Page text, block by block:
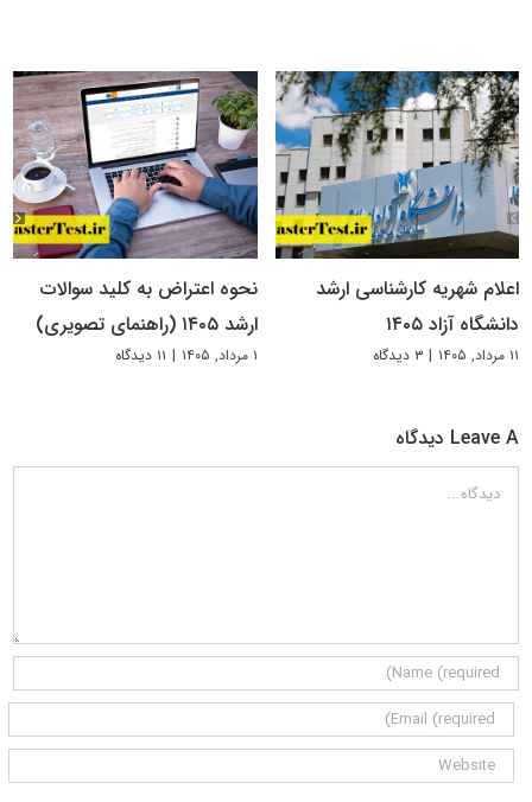
اعلام شهریه کارشناسی ارشد
دانشگاه آزاد ۱۴۰۵
۱۱ مرداد, ۱۴۰۵ | ۳ دیدگاه
نحوه اعتراض به کلید سوالات
ارشد ۱۴۰۵ (راهنمای تصویری)
۱ مرداد, ۱۴۰۵ | ۱۱ دیدگاه
Leave A دیدگاه
دیدگاه